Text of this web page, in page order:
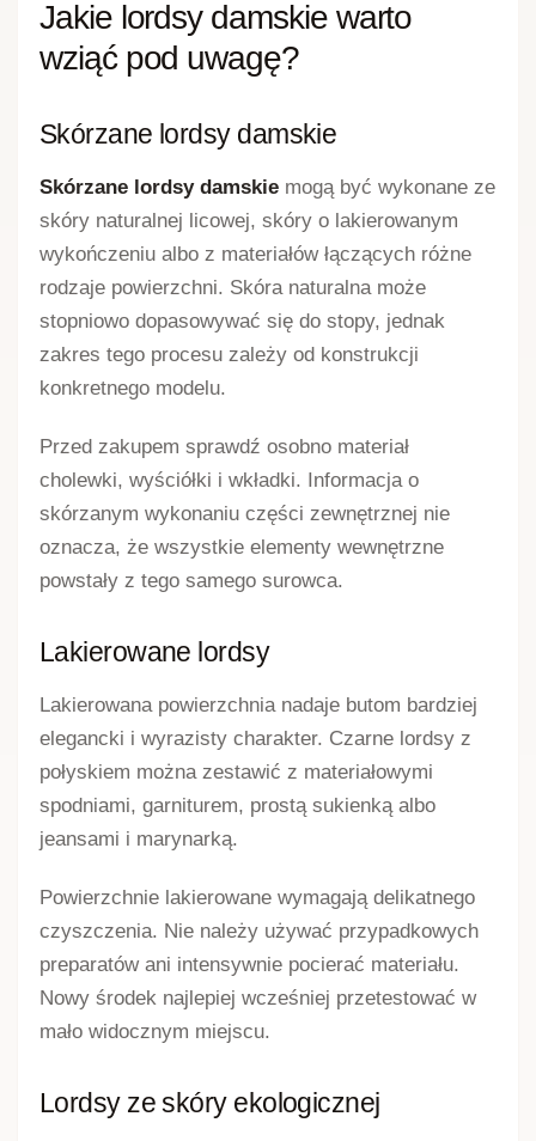
KOLEKCJA JESIEŃ
kokardą S. Barski HY42-
331 Czarny
159,00
zamszowe z fredzlami
Goodin DP3512 Szary
169,00
Półbuty Brązowe Skóra
AF-822 Pulso – Trzewiki
damskie skórzane w
małych rozmiarach
299,00zł
Półbuty Czarne
Lakierowane Sergio Leone
Buty Jesienne Damskie